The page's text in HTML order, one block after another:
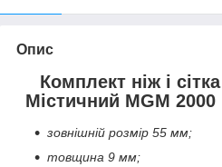
Опис
Комплект ніж і
Містичний MGM 2000
зовнішній розмір 55 мм;
товщина 9 мм;